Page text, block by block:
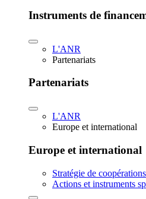
Instruments de
L'ANR
Partenariats
Partenariats
L'ANR
Europe et international
Europe et international
Stratégie de
Actions et instruments